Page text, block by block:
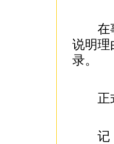
在事
说明理
录。
正式
记：